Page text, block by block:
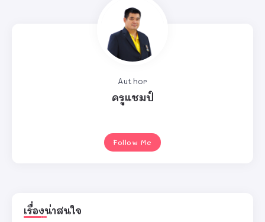
Author
ครูแชมป์
Follow Me
เรื่องน่าสนใจ